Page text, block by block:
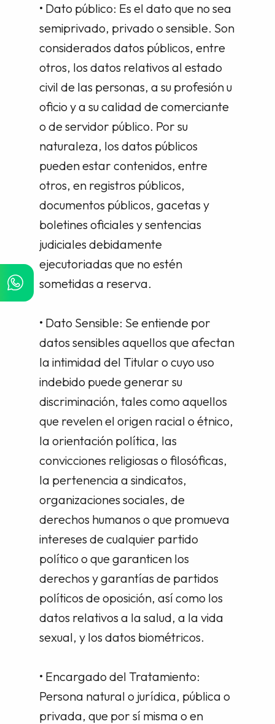
• Dato público: Es el dato que no sea
semiprivado, privado o sensible. Son
considerados datos públicos, entre
otros, los datos relativos al estado
civil de las personas, a su profesión u
oficio y a su calidad de comerciante
o de servidor público. Por su
naturaleza, los datos públicos
pueden estar contenidos, entre
otros, en registros públicos,
documentos públicos, gacetas y
boletines oficiales y sentencias
judiciales debidamente
ejecutoriadas que no estén
sometidas a reserva.
• Dato Sensible: Se entiende por
datos sensibles aquellos que afectan
la intimidad del Titular o cuyo uso
indebido puede generar su
discriminación, tales como aquellos
que revelen el origen racial o étnico,
la orientación política, las
convicciones religiosas o filosóficas,
la pertenencia a sindicatos,
organizaciones sociales, de
derechos humanos o que promueva
intereses de cualquier partido
político o que garanticen los
derechos y garantías de partidos
políticos de oposición, así como los
datos relativos a la salud, a la vida
sexual, y los datos biométricos.
• Encargado del Tratamiento:
Persona natural o jurídica, pública o
privada, que por sí misma o en